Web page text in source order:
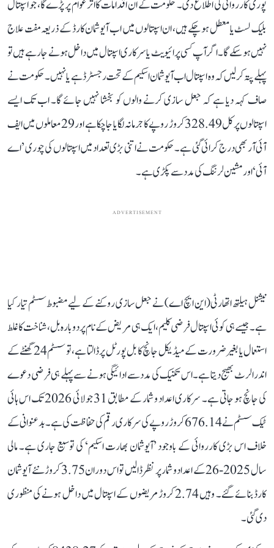
پوری کارروائی کی اطلاع دی۔ حکومت کے ان اقدامات کا اثر عوام پر پڑے گا، جو اسپتال
بلیک لسٹ یا معطل ہو چکے ہیں، ان اسپتالوں میں اب آیوشمان کارڈ کے ذریعہ مفت علاج
نہیں ہوسکے گا۔ اگر آپ کسی پرائیویٹ یا سرکاری اسپتال میں داخل ہونے جا رہے ہیں تو
پہلے پتہ کرلیں کہ وہ اسپتال اب آیوشمان اسکیم کے تحت رجسٹرڈ ہے یا نہیں۔ حکومت نے
صاف کہہ دیا ہے کہ جعل سازی کرنے والوں کو بخشا نہیں جائے گا۔ اب تک ایسے
اسپتالوں پر کل 328.49 کروڑ روپے کا جرمانہ لگایا جا چکا ہے اور 29 معاملوں میں ایف
آئی آر بھی درج کرائی گئی ہے۔ حکومت نے اتنی بڑی تعداد میں اسپتالوں کی چوری ’اے
آئی‘ اور مشین لرننگ کی مدد سے پکڑی ہے۔
ADVERTISEMENT
نیشنل ہیلتھ اتھارٹی (این ایچ اے) نے جعل سازی روکنے کے لیے مضبوط سسٹم تیار کیا
ہے۔ جیسے ہی کوئی اسپتال فرضی کلیم، ایک ہی مریض کے نام پر دوبارہ بل، شناخت کا غلط
استعمال یا بغیر ضرورت کے میڈیکل جانچ کا بل پورٹل پر ڈالتا ہے، تو سسٹم 24 گھنٹے کے
اندر الرٹ بھیج دیتا ہے۔ اس تکنیک کی مدد سے ادائیگی ہونے سے پہلے ہی فرضی دعوے
کی جانچ ہو جاتی ہے۔ سرکاری اعداد و شمار کے مطابق 31 جولائی 2026 تک اس ہائی
ٹیک سسٹم نے 676.14 کروڑ روپے کی سرکاری رقم کی حفاظت کی ہے۔ بدعنوانی کے
خلاف اس بڑی کارروائی کے باوجود ’آیوشمان بھارت اسکیم‘ کی توسیع جاری ہے۔ مالی
سال 2025-26 کے اعداد و شمار پر نظر ڈالیں تو اس دوران 3.75 کروڑ نئے آیوشمان
کارڈ بنائے گئے۔ وہیں 2.74 کروڑ مریضوں کے اسپتال میں داخل ہونے کی منظوری
دی گئی۔